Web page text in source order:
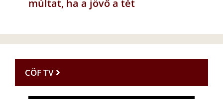
múltat, ha a jövő a tét
CÖF TV